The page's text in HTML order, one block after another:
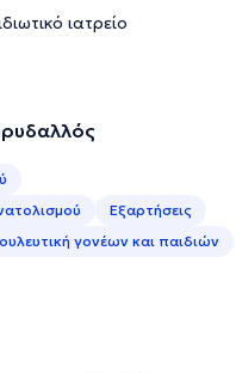
ιατρείο
Εξαρτήσεις
γονέων και παιδιών